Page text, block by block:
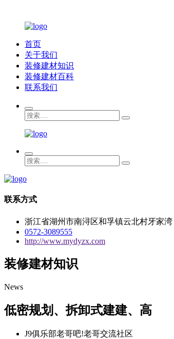
首页
关于我们
装修建材知识
装修建材百科
联系我们
联系方式
浙江省湖州市南浔区和孚镇云北村牙家湾
0572-3089555
http://www.mydyzx.com
装修建材知识
News
低密规划、拆卸式建建、高
J9俱乐部老哥吧!老哥交流社区